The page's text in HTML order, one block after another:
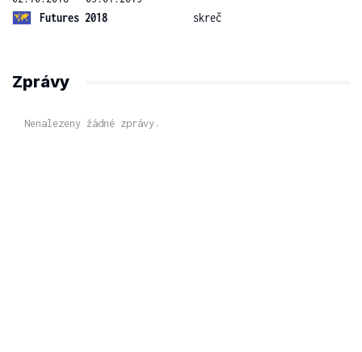
Futures 2018
skreč
Zprávy
Nenalezeny žádné zprávy.